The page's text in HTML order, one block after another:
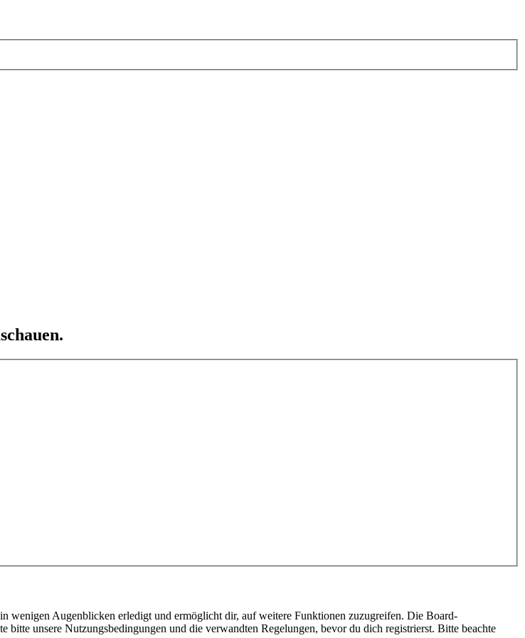
wenigen Augenblicken erledigt und ermöglicht dir, auf weitere Funktionen zuzugreifen. Die Board-
unsere Nutzungsbedingungen und die verwandten Regelungen, bevor du dich registrierst. Bitte beachte